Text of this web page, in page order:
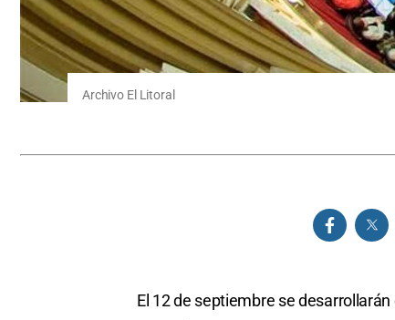
Archivo El Litoral
El 12 de septiembre se